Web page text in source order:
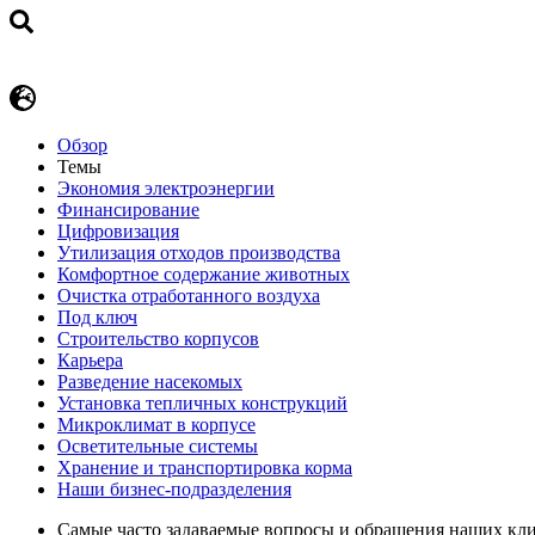
Обзор
Темы
Экономия электроэнергии
Финансирование
Цифровизация
Утилизация отходов производства
Комфортное содержание животных
Очистка отработанного воздуха
Под ключ
Строительство корпусов
Карьера
Разведение насекомых
Установка тепличных конструкций
Микроклимат в корпусе
Осветительные системы
Хранение и транспортировка корма
Наши бизнес-подразделения
Самые часто задаваемые вопросы и обращения наших